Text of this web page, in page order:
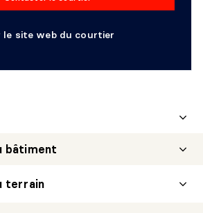
le site web du courtier
bâtiment
terrain